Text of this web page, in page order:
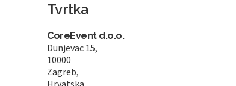
Tvrtka
CoreEvent d.o.o.
Dunjevac 15,
10000
Zagreb,